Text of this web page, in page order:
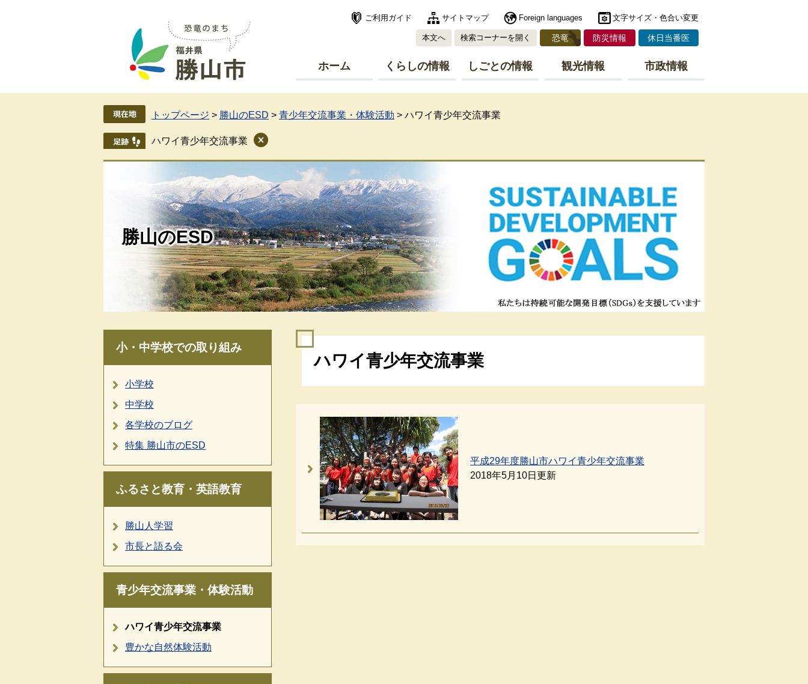
で
ば
ご利用ガイド サイトマップ Foreign languages 文字サイズ・色合い変更
本文へ 検索コーナーを開く 恐竜 防災情報 休日当番医
ホーム くらしの情報 しごとの情報 観光情報 市政情報
トップページ > 勝山のESD > 青少年交流事業・体験活動 > ハワイ青少年交流事業
ハワイ青少年交流事業
勝山のESD
小・中学校での取り組み
小学校
中学校
各学校のブログ
特集 勝山市のESD
ふるさと教育・英語教育
勝山人学習
市長と語る会
青少年交流事業・体験活動
ハワイ青少年交流事業
豊かな自然体験活動
ハワイ青少年交流事業
平成29年度勝山市ハワイ青少年交流事業
2018年5月10日更新